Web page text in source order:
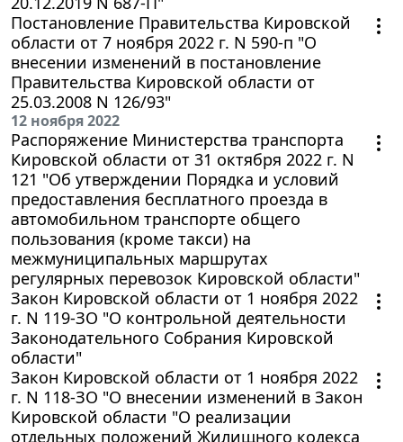
Постановление Правительства Кировской
области от 7 ноября 2022 г. N 590-п "О
внесении изменений в постановление
Правительства Кировской области от
25.03.2008 N 126/93"
12 ноября 2022
Распоряжение Министерства транспорта
Кировской области от 31 октября 2022 г. N
121 "Об утверждении Порядка и условий
предоставления бесплатного проезда в
автомобильном транспорте общего
пользования (кроме такси) на
межмуниципальных маршрутах
регулярных перевозок Кировской области"
Закон Кировской области от 1 ноября 2022
г. N 119-ЗО "О контрольной деятельности
Законодательного Собрания Кировской
области"
Закон Кировской области от 1 ноября 2022
г. N 118-ЗО "О внесении изменений в Закон
Кировской области "О реализации
отдельных положений Жилищного кодекса